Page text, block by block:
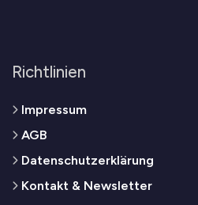
Richtlinien
Impressum
AGB
Datenschutzerklärung
Kontakt & Newsletter